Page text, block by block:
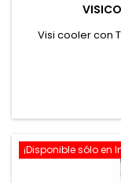
Visi cooler con
¡Disponible sólo en